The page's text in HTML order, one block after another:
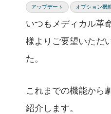
アップデート オプション機
いつもメディカル革
様よりご要望いただ
た。
これまでの機能から
紹介します。